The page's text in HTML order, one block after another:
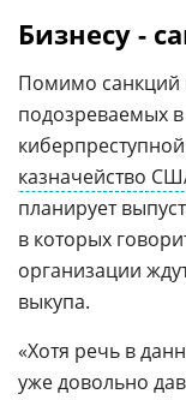
Бизнесу -
Помимо санкций
подозреваемых
казначейство
планирует
в которых
организации
выкупа.
«Хотя речь в
уже довольно